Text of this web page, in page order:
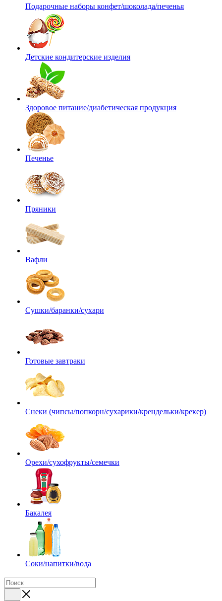
Подарочные наборы конфет/шоколада/печенья
Детские кондитерские изделия
Здоровое питание/диабетическая продукция
Печенье
Пряники
Вафли
Сушки/баранки/сухари
Готовые завтраки
Снеки (чипсы/попкорн/сухарики/крендельки/крекер)
Орехи/сухофрукты/семечки
Бакалея
Соки/напитки/вода